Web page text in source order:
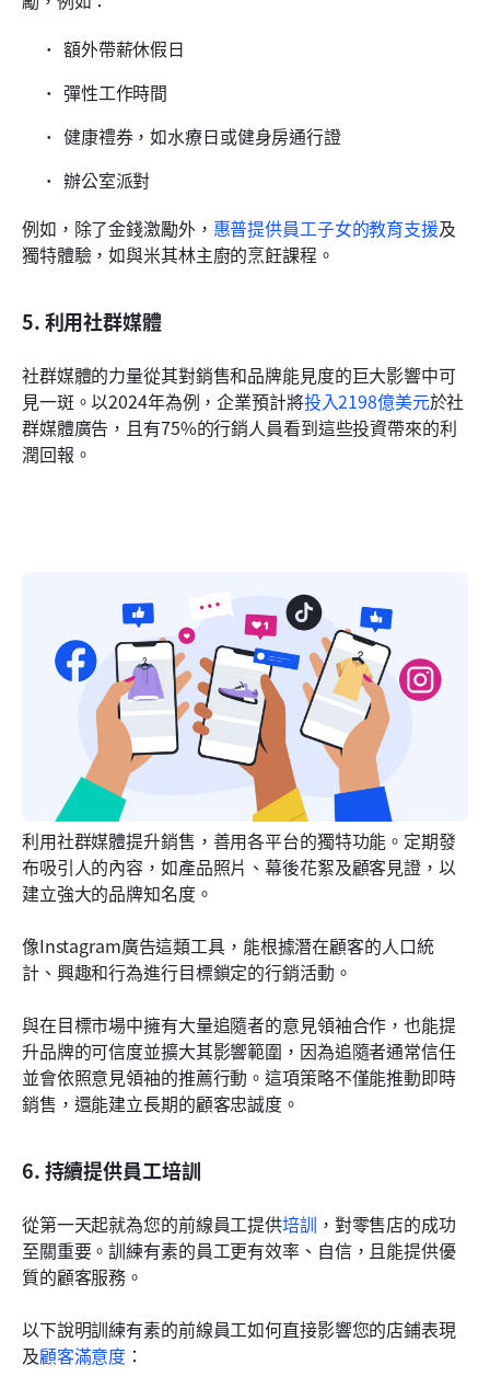
額外帶薪休假日
彈性工作時間
健康禮券，如水療日或健身房通行證
辦公室派對
例如，除了金錢激勵外， 惠普提供員工子女的教育支援及
獨特體驗，如與米其林主廚的烹飪課程。
5. 利用社群媒體
社群媒體的力量從其對銷售和品牌能見度的巨大影響中可
見一斑。以2024年為例，企業預計將投入2198億美元於社
群媒體廣告，且有75%的行銷人員看到這些投資帶來的利
潤回報。
利用社群媒體提升銷售，善用各平台的獨特功能。定期發
布吸引人的內容，如產品照片、幕後花絮及顧客見證，以
建立強大的品牌知名度。
像Instagram廣告這類工具，能根據潛在顧客的人口統
計、興趣和行為進行目標鎖定的行銷活動。
與在目標市場中擁有大量追隨者的意見領袖合作，也能提
升品牌的可信度並擴大其影響範圍，因為追隨者通常信任
並會依照意見領袖的推薦行動。這項策略不僅能推動即時
銷售，還能建立長期的顧客忠誠度。
6. 持續提供員工培訓
從第一天起就為您的前線員工提供培訓 ，對零售店的成功
至關重要。訓練有素的員工更有效率、自信，且能提供優
質的顧客服務。
以下說明訓練有素的前線員工如何直接影響您的店鋪表現
及顧客滿意度 ：